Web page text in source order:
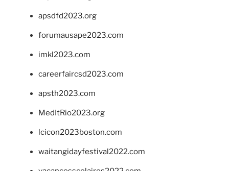
apsdfd2023.org
forumausape2023.com
imkl2023.com
careerfaircsd2023.com
apsth2023.com
MedItRio2023.org
lcicon2023boston.com
waitangidayfestival2022.com